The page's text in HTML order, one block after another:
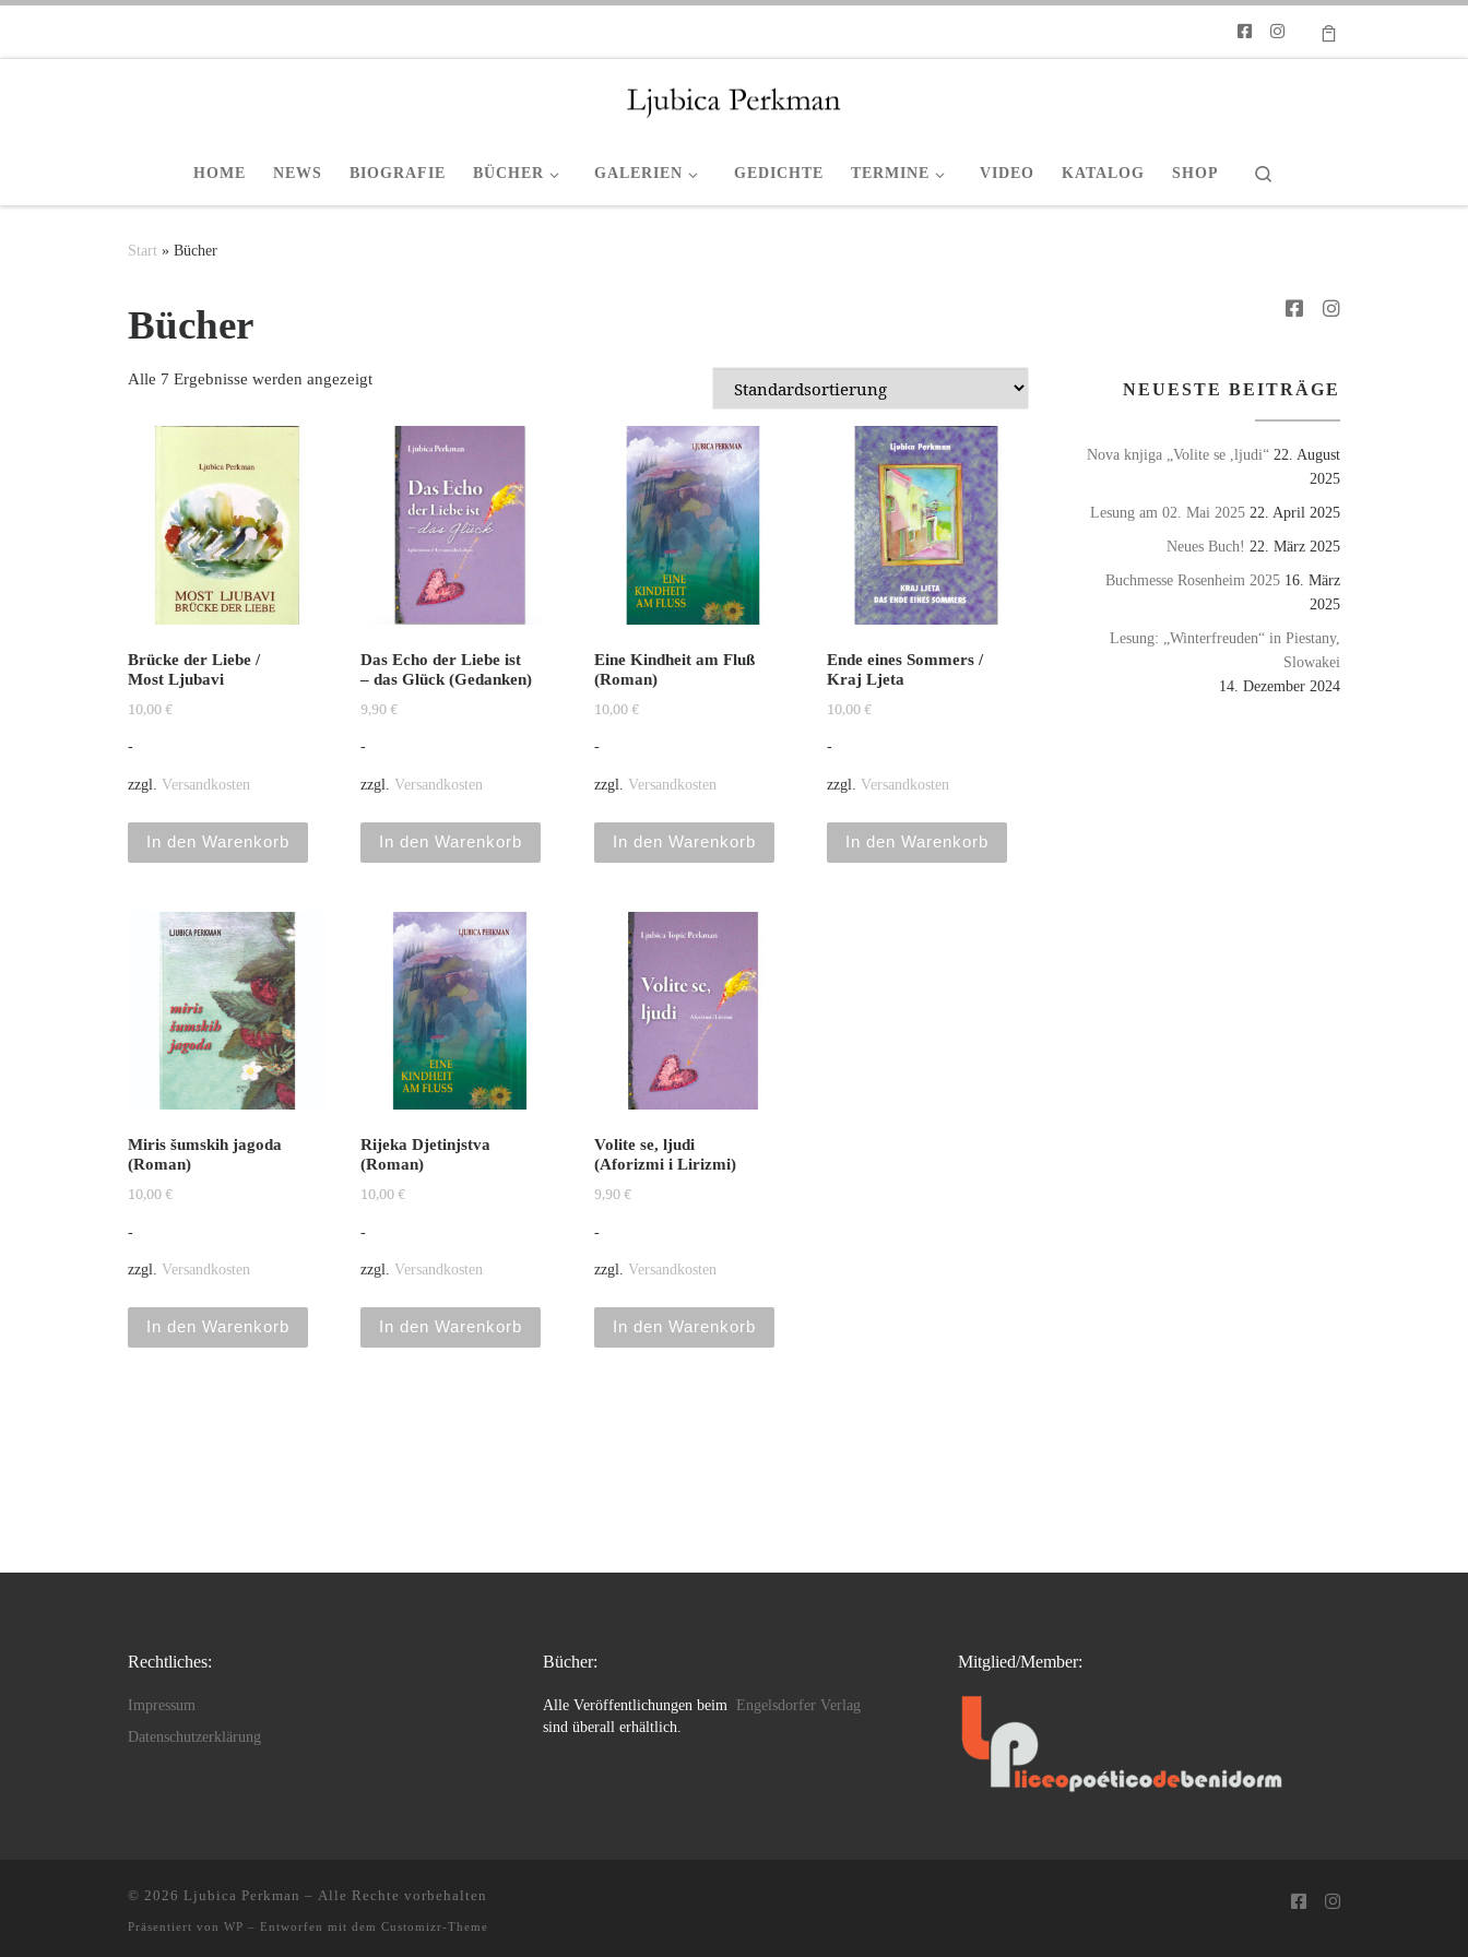
HOME NEWS BIOGRAFIE BÜCHER GALERIEN GEDICHTE TERMINE VIDEO KATALOG SHOP
Start » Bücher
Bücher
Alle 7 Ergebnisse werden angezeigt
Brücke der Liebe /
Most Ljubavi
10,00€
-
zzgl. Versandkosten
In den Warenkorb
Das Echo der Liebe ist
– das Glück (Gedanken)
9,90€
-
zzgl.Versandkosten
In den Warenkorb
Eine Kindheit am Fluß
(Roman)
10,00€
-
zzgl. Versandkosten
In den Warenkorb
Ende eines Sommers /
Kraj Ljeta
10,00€
-
zzgl. Versandkosten
In den Warenkorb
Miris šumskih jagoda
(Roman)
10,00€
-
zzgl. Versandkosten
In den Warenkorb
Rijeka Djetinjstva
(Roman)
10,00€
-
zzgl.Versandkosten
In den Warenkorb
Volite se, ljudi
(Aforizmi i Lirizmi)
9,90€
-
zzgl. Versandkosten
In den Warenkorb
NEUESTE BEITRÄGE
Nova knjiga „Volite se ,ljudi“ 22. August
2025
Lesung am 02. Mai 2025 22. April 2025
Neues Buch! 22. März 2025
Buchmesse Rosenheim 2025 16. März
2025
Lesung: „Winterfreuden“ in Piestany,
Slowakei
14. Dezember 2024
Rechtliches:
Impressum
Datenschutzerklärung
Bücher:
Alle Veröffentlichungen beim
Engelsdorfer Verlag
sind überall erhältlich.
Mitglied/Member:
© 2026 Ljubica Perkman – Alle Rechte vorbehalten
Präsentiert von WP – Entworfen mit dem Customizr-Theme